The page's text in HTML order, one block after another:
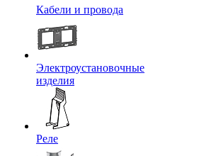
Кабели и провода
Электроустановочные
изделия
Реле